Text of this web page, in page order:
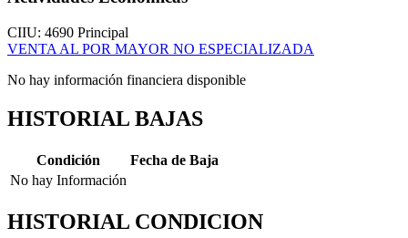
CIIU: 4690 Principal
VENTA AL POR MAYOR NO ESPECIALIZADA
No hay información financiera disponible
HISTORIAL BAJAS
Condición
Fecha de Baja
No hay Información
HISTORIAL CONDICION